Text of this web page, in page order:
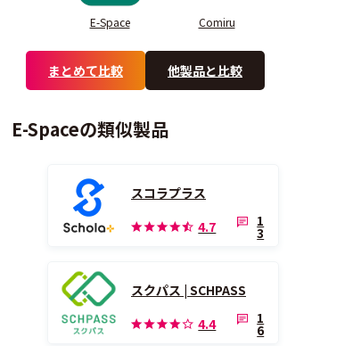
E-Space Comiru
まとめて比較 他製品と比較
E-Spaceの類似製品
スコラプラス
4.7
1
3
スクパス | SCHPASS
4.4
1
6